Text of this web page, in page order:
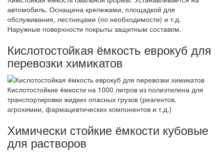
автомобиль. Оснащена крепежами, площадкой для
обслуживания, лестницами (по необходимости) и т.д.
Наружные поверхности покрыты защитным составом.
Кислотостойкая ёмкость еврокуб для
перевозки химикатов
Кислотостойкие ёмкости на 1000 литров из полиэтилена для
транспортировки жидких опасных грузов (реагентов,
агрохимии, фармацевтических компонентов и т.д.)
Химически стойкие ёмкости кубовые
для растворов